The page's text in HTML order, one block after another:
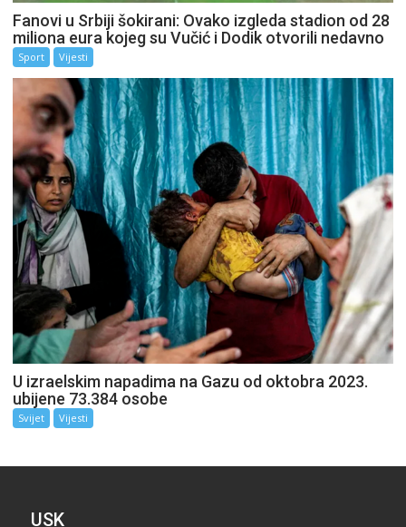
Fanovi u Srbiji šokirani: Ovako izgleda stadion od 28
miliona eura kojeg su Vučić i Dodik otvorili nedavno
Sport Vijesti
U izraelskim napadima na Gazu od oktobra 2023.
ubijene 73.384 osobe
Svijet Vijesti
USK